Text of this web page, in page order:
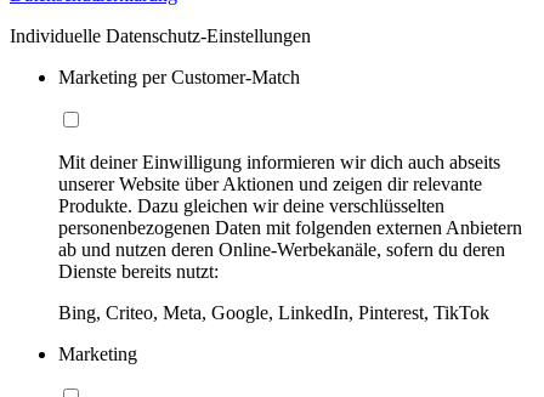
Individuelle Datenschutz-Einstellungen
Marketing per Customer-Match
Mit deiner Einwilligung informieren wir dich auch abseits
unserer Website über Aktionen und zeigen dir relevante
Produkte. Dazu gleichen wir deine verschlüsselten
personenbezogenen Daten mit folgenden externen Anbietern
ab und nutzen deren Online-Werbekanäle, sofern du deren
Dienste bereits nutzt:
Bing, Criteo, Meta, Google, LinkedIn, Pinterest, TikTok
Marketing